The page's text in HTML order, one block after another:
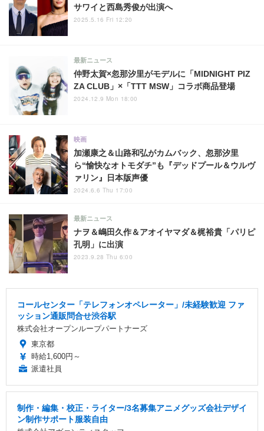
サワイと西島秀俊が出演へ
2025.5.16 Fri 12:20
仲野太賀×忽那汐里がモデルに「MIDNIGHT PIZ
ZA CLUB」×「TTT MSW」コラボ商品登場
最新ニュース
2024.12.9 Mon 18:00
加瀬康之＆山路和弘がカムバック、忽那汐里
ら“愉快なオトモダチ”も『デッドプール＆ウルヴ
ァリン』日本版声優
映画
2024.6.6 Thu 17:00
ナヲ＆嶋田久作＆アオイヤマダ＆梶裕貴「パリピ
孔明」に出演
最新ニュース
2023.9.28 Thu 6:00
コールセンター「テレフォンオペレーター」/未経験歓迎 ファ
ッション通販問合せ渋谷駅
株式会社オープンループパートナーズ
東京都
時給1,600円～
派遣社員
制作・編集・校正・ライター/3名募集アニメグッズ会社デザイ
ン制作サポート服装自由